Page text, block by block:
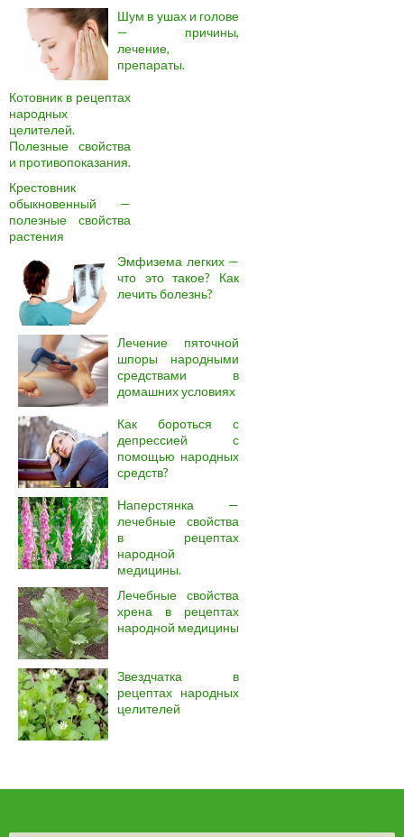
Шум в ушах и голове
— причины,
лечение,
препараты.
Котовник в рецептах
народных
целителей.
Полезные свойства
и противопоказания.
Крестовник
обыкновенный —
полезные свойства
растения
Эмфизема легких —
что это такое? Как
лечить болезнь?
Лечение пяточной
шпоры народными
средствами в
домашних условиях
Как бороться с
депрессией с
помощью народных
средств?
Наперстянка —
лечебные свойства
в рецептах
народной
медицины.
Лечебные свойства
хрена в рецептах
народной медицины
Звездчатка в
рецептах народных
целителей